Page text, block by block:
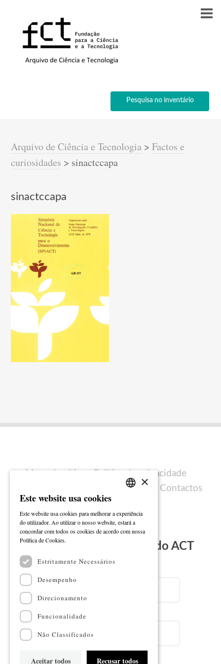
Pesquisa no inventário
Arquivo de Ciência e Tecnologia >Factos e
curiosidades > sinactccapa
sinactccapa
Mapa do sítio
Política de privacidade
Ficha técnica Contactos
Subscreva a Newsletter do ACT
ENGLISH
×
Este website usa cookies
Este website usa cookies para melhorar a experiência
do utilizador. Ao utilizar o nosso website, estará a
concordar com todos os cookies de acordo com nossa
Política de Cookies.
Estritamente Necessários
Desempenho
Direcionamento
Funcionalidade
Não Classificados
Aceitar todos Recusar todos